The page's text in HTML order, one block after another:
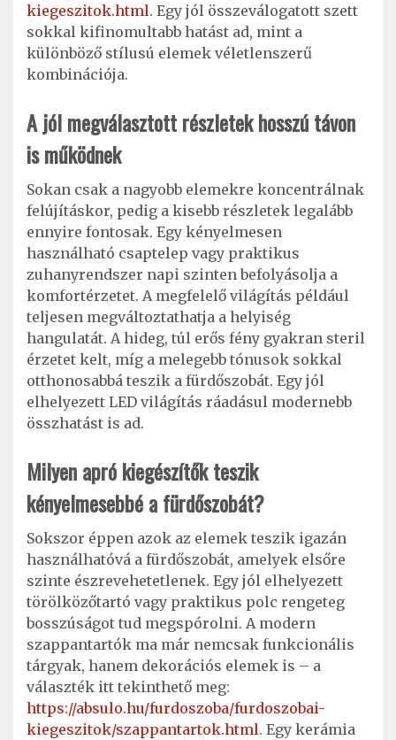
kiegeszitok.html. Egy jól összeválogatott szett
sokkal kifinomultabb hatást ad, mint a
különböző stílusú elemek véletlenszerű
kombinációja.
A jól megválasztott részletek hosszú távon
is működnek
Sokan csak a nagyobb elemekre koncentrálnak
felújításkor, pedig a kisebb részletek legalább
ennyire fontosak. Egy kényelmesen
használható csaptelep vagy praktikus
zuhanyrendszer napi szinten befolyásolja a
komfortérzetet. A megfelelő világítás például
teljesen megváltoztathatja a helyiség
hangulatát. A hideg, túl erős fény gyakran steril
érzetet kelt, míg a melegebb tónusok sokkal
otthonosabbá teszik a fürdőszobát. Egy jól
elhelyezett LED világítás ráadásul modernebb
összhatást is ad.
Milyen apró kiegészítők teszik
kényelmesebbé a fürdőszobát?
Sokszor éppen azok az elemek teszik igazán
használhatóvá a fürdőszobát, amelyek elsőre
szinte észrevehetetlenek. Egy jól elhelyezett
törölközőtartó vagy praktikus polc rengeteg
bosszúságot tud megspórolni. A modern
szappantartók ma már nemcsak funkcionális
tárgyak, hanem dekorációs elemek is – a
választék itt tekinthető meg:
https://absulo.hu/furdoszoba/furdoszobai-
kiegeszitok/szappantartok.html. Egy kerámia